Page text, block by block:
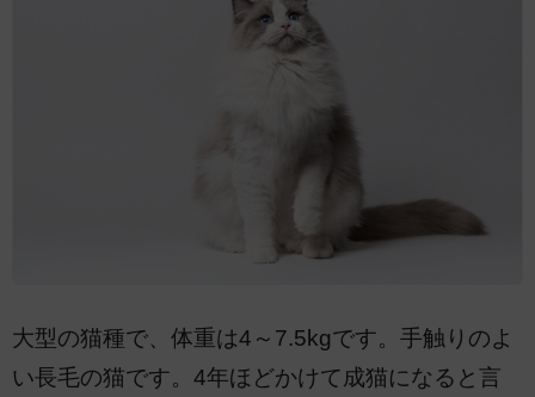
大型の猫種で、体重は4～7.5kgです。手触りのよ
い長毛の猫です。4年ほどかけて成猫になると言